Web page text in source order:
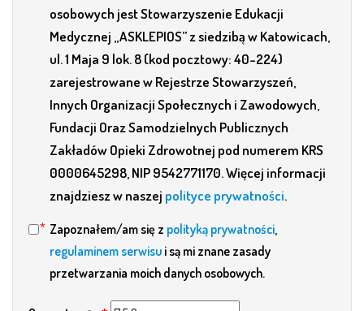
osobowych jest Stowarzyszenie Edukacji
Medycznej „ASKLEPIOS” z siedzibą w Katowicach,
ul. 1 Maja 9 lok. 8 (kod pocztowy: 40-224)
zarejestrowane w Rejestrze Stowarzyszeń,
Innych Organizacji Społecznych i Zawodowych,
Fundacji Oraz Samodzielnych Publicznych
Zakładów Opieki Zdrowotnej pod numerem KRS
0000645298, NIP 9542771170. Więcej informacji
znajdziesz w naszej polityce prywatności.
Zapoznałem/am się z polityką prywatności
regulaminem serwisu i są mi znane zasady
przetwarzania moich danych osobowych.